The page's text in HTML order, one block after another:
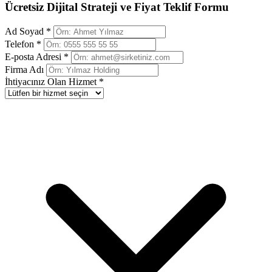
Ücretsiz Dijital Strateji ve Fiyat Teklif Formu
Ad Soyad *
Telefon *
E-posta Adresi *
Firma Adı
İhtiyacınız Olan Hizmet *